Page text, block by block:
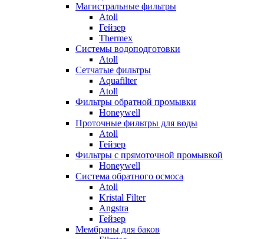
Магистральные фильтры
Atoll
Гейзер
Thermex
Системы водоподготовки
Atoll
Сетчатые фильтры
Aquafilter
Atoll
Фильтры обратной промывки
Honeywell
Проточные фильтры для воды
Atoll
Гейзер
Фильтры с прямоточной промывкой
Honeywell
Система обратного осмоса
Atoll
Kristal Filter
Angstra
Гейзер
Мембраны для баков